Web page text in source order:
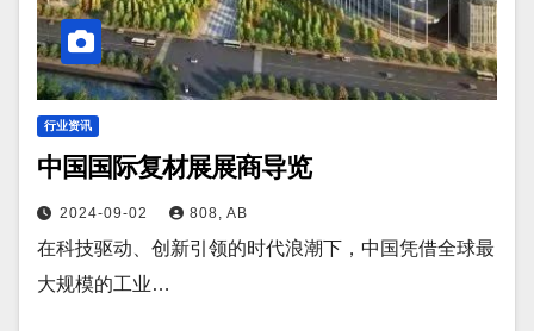
行业资讯
中国国际复材展展商导览
2024-09-02 808, AB
在科技驱动、创新引领的时代浪潮下，中国凭借全球最
大规模的工业…